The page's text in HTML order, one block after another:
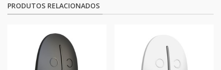
PRODUTOS RELACIONADOS